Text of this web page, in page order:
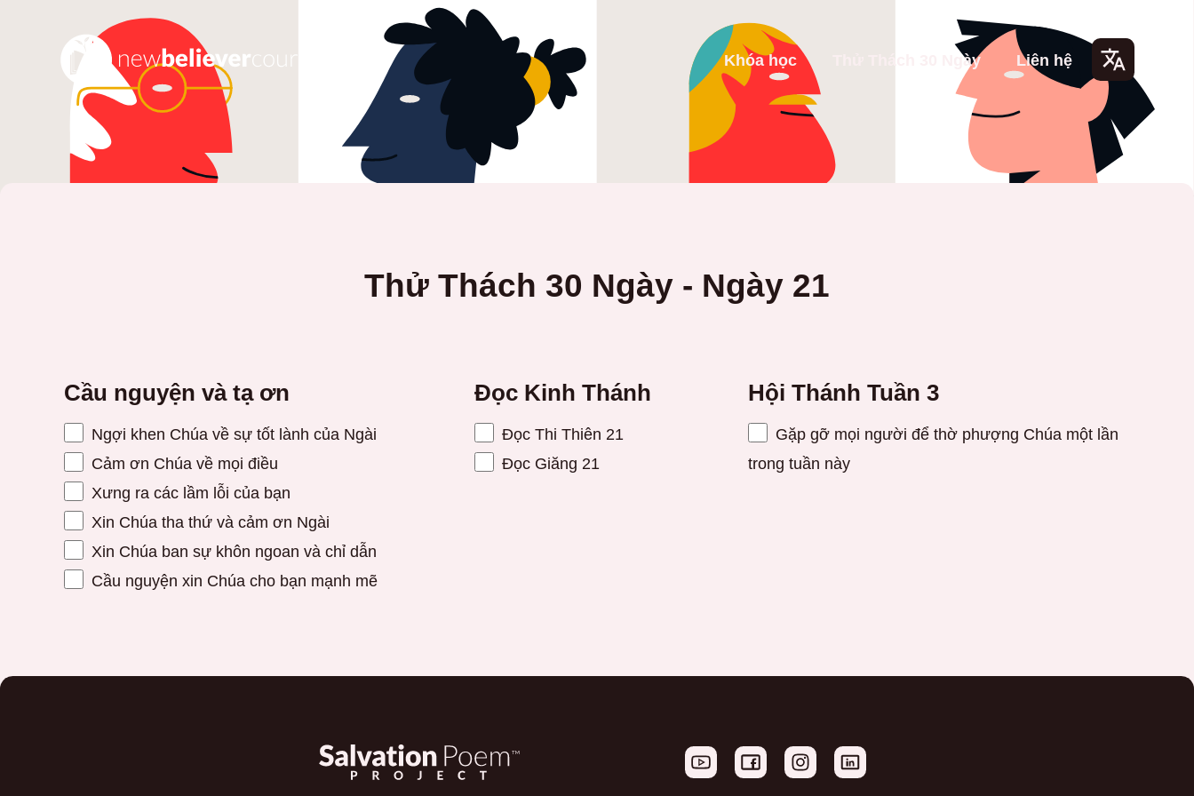
Lang
uage
Khóa học Thử Thách 30 Ngày Liên hệ
Thử Thách 30 Ngày - Ngày 21
Cầu nguyện và tạ ơn
Ngợi khen Chúa về sự tốt lành của Ngài
Cảm ơn Chúa về mọi điều
Xưng ra các lầm lỗi của bạn
Xin Chúa tha thứ và cảm ơn Ngài
Xin Chúa ban sự khôn ngoan và chỉ dẫn
Cầu nguyện xin Chúa cho bạn mạnh mẽ
Đọc Kinh Thánh
Đọc Thi Thiên 21
Đọc Giăng 21
Hội Thánh Tuần 3
Gặp gỡ mọi người để thờ phượng Chúa một lần
trong tuần này